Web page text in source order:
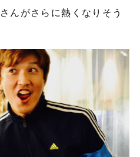
んがさらに熱くなりそう